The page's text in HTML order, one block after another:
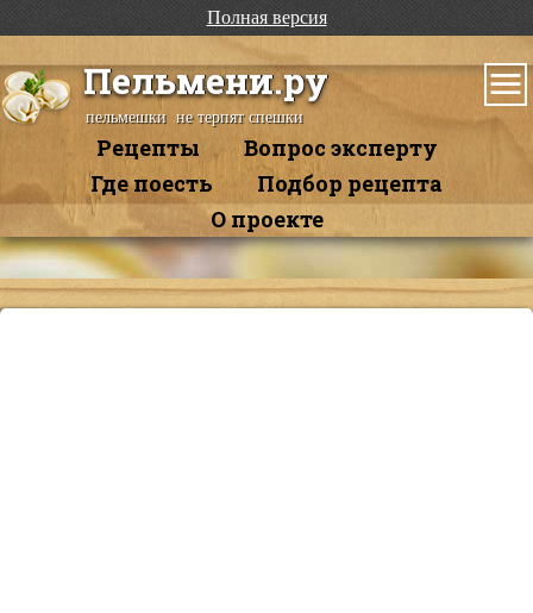
Полная версия
Пельмени.ру
пельмешки не терпят спешки
Рецепты
Вопрос эксперту
Где поесть
Подбор рецепта
О проекте